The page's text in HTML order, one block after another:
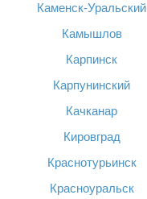
Каменск-Уральский
Камышлов
Карпинск
Карпунинский
Качканар
Кировград
Краснотурьинск
Красноуральск